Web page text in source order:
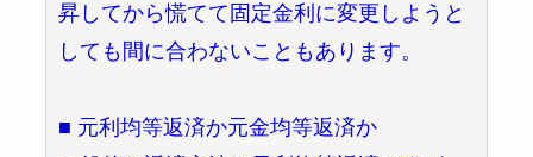
昇してから慌てて固定金利に変更しようと
しても間に合わないこともあります。
■ 元利均等返済か元金均等返済か